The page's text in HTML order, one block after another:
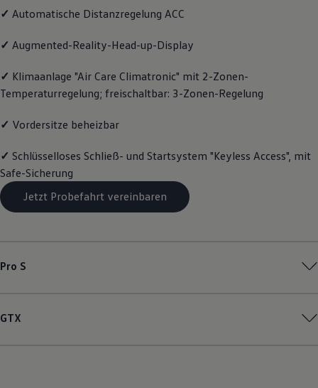
Volkswagen Kundenbetreuung
Assistenzsysteme
Live Beratung
Magazin
Lifestyle
Familie
Elektromobilität
Pannen- und Unfallhilfe
Volkswagen Kundenbetreuung
✓ Automatische Distanzregelung ACC
✓ Augmented-Reality-Head-up-Display
✓ Klimaanlage "Air Care Climatronic" mit 2-Zonen-
Temperaturregelung; freischaltbar: 3-Zonen-Regelung
✓ Vordersitze beheizbar
✓ Schlüsselloses Schließ- und Startsystem "Keyless Access", mit
Safe-Sicherung
Jetzt Probefahrt vereinbaren
Pro S
GTX